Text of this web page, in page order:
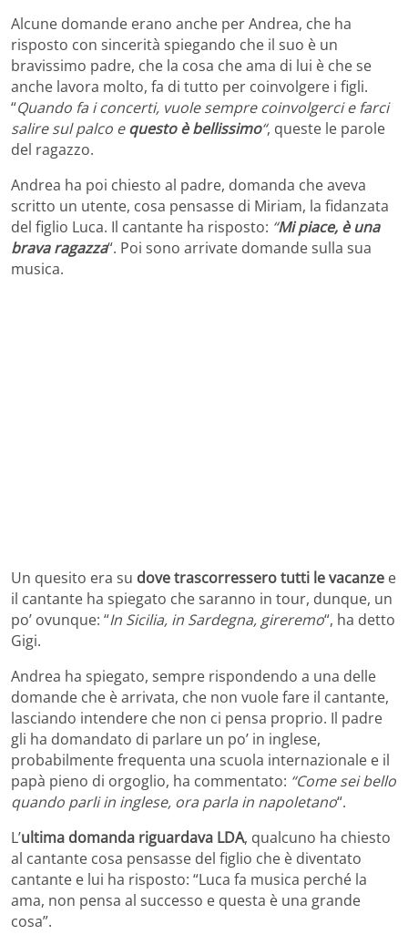
Alcune domande erano anche per Andrea, che ha
risposto con sincerità spiegando che il suo è un
bravissimo padre, che la cosa che ama di lui è che se
anche lavora molto, fa di tutto per coinvolgere i figli.
“Quando fa i concerti, vuole sempre coinvolgerci e farci
salire sul palco equesto è bellissimo“, queste le parole
del ragazzo.
Andrea ha poi chiesto al padre, domanda che aveva
scritto un utente, cosa pensasse di Miriam, la fidanzata
del figlio Luca. Il cantante ha risposto: “Mi piace, è una
brava ragazza“. Poi sono arrivate domande sulla sua
musica.
Un quesito era su dove trascorressero tutti le vacanze e
il cantante ha spiegato che saranno in tour, dunque, un
po’ ovunque: “In Sicilia, in Sardegna, gireremo“, ha detto
Gigi.
Andrea ha spiegato, sempre rispondendo a una delle
domande che è arrivata, che non vuole fare il cantante,
lasciando intendere che non ci pensa proprio. Il padre
gli ha domandato di parlare un po’ in inglese,
probabilmente frequenta una scuola internazionale e il
papà pieno di orgoglio, ha commentato: “Come sei bello
quando parli in inglese, ora parla in napoletano“.
L’ultima domanda riguardava LDA, qualcuno ha chiesto
al cantante cosa pensasse del figlio che è diventato
cantante e lui ha risposto: “Luca fa musica perché la
ama, non pensa al successo e questa è una grande
cosa”.